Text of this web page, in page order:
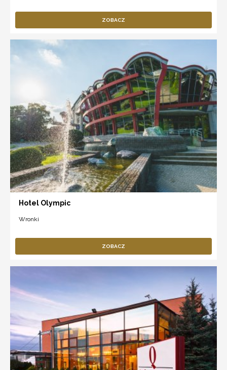
ZOBACZ
Hotel Olympic
Wronki
ZOBACZ